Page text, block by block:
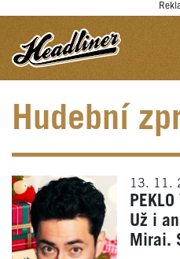
Hudební
13. 11.
Už i
Mirai.